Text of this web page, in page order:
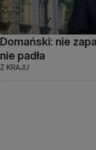
Domański: nie
nie padła
Z KRAJU